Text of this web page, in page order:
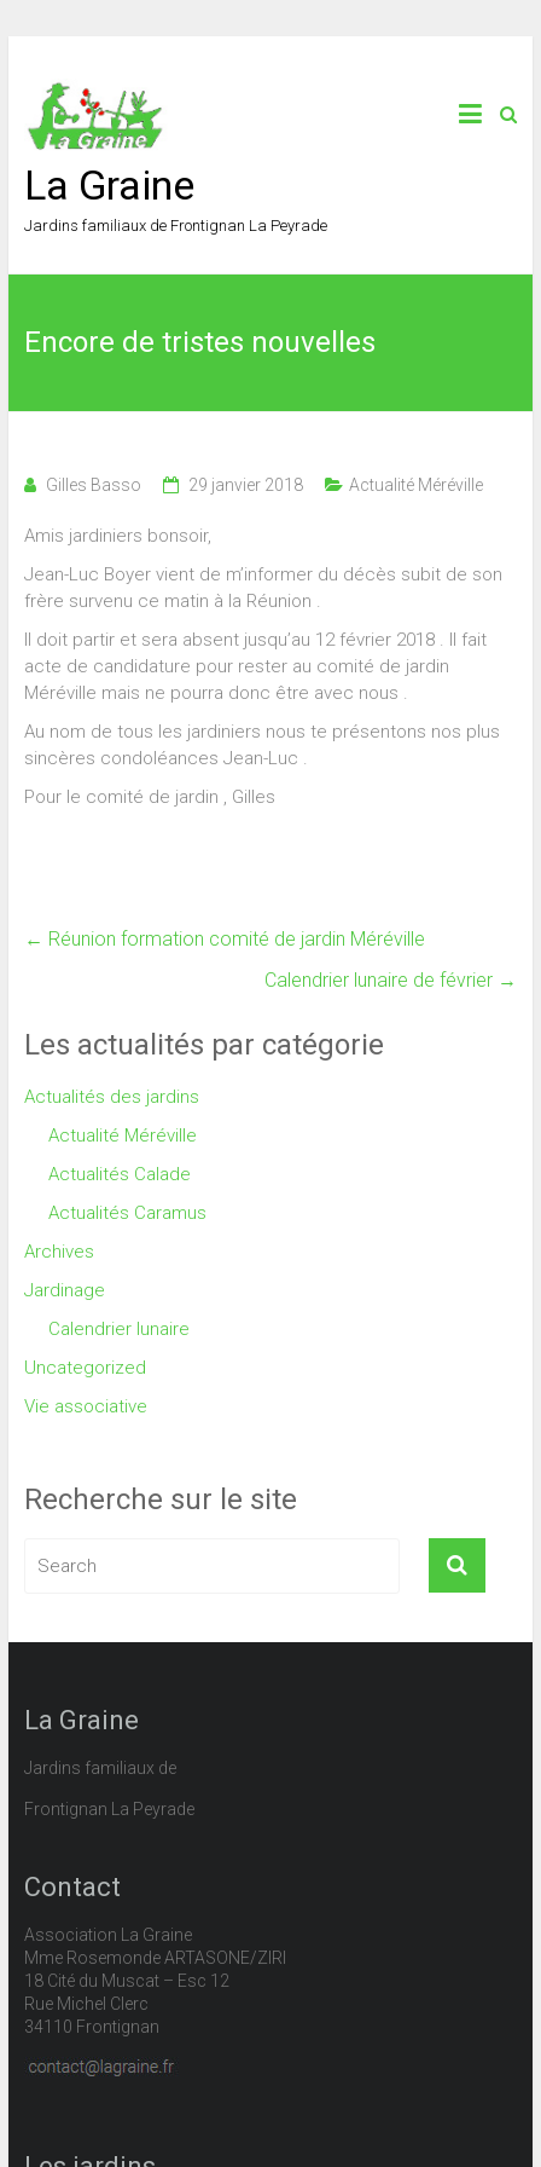
La Graine
Jardins familiaux de Frontignan La Peyrade
Encore de tristes nouvelles
Gilles Basso 29 janvier 2018 Actualité Méréville
Amis jardiniers bonsoir,
Jean-Luc Boyer vient de m’informer du décès subit de son
frère survenu ce matin à la Réunion .
Il doit partir et sera absent jusqu’au 12 février 2018 . Il fait
acte de candidature pour rester au comité de jardin
Méréville mais ne pourra donc être avec nous .
Au nom de tous les jardiniers nous te présentons nos plus
sincères condoléances Jean-Luc .
Pour le comité de jardin , Gilles
← Réunion formation comité de jardin Méréville
Calendrier lunaire de février →
Les actualités par catégorie
Actualités des jardins
Actualité Méréville
Actualités Calade
Actualités Caramus
Archives
Jardinage
Calendrier lunaire
Uncategorized
Vie associative
Recherche sur le site
La Graine
Jardins familiaux de
Frontignan La Peyrade
Contact
Association La Graine
Mme Rosemonde ARTASONE/ZIRI
18 Cité du Muscat – Esc 12
Rue Michel Clerc
34110 Frontignan